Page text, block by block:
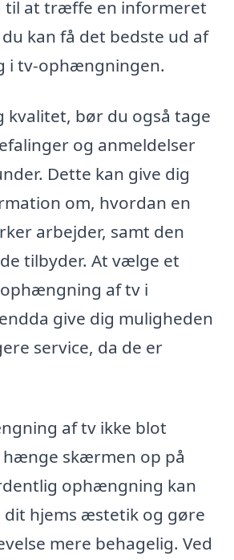
til at træffe en informeret
kan få det bedste ud af
i tv-ophængningen.
kvalitet, bør du også tage
og anmeldelser
Dette kan give dig
om, hvordan en
arbejder, samt den
tilbyder. At vælge et
af tv i
give dig muligheden
service, da de er
af tv ikke blot
skærmen op på
ophængning kan
hjems æstetik og gøre
mere behagelig. Ved